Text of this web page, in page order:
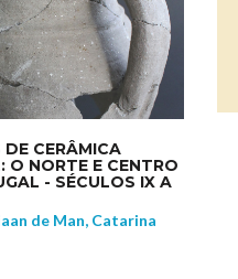
CERÂMICA
O NORTE E CENTRO
- SÉCULOS IX A
de Man, Catarina